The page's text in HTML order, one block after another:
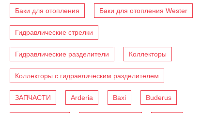
Баки для отопления Баки для отопления Wester
Гидравлические стрелки
Гидравлические разделители Коллекторы
Коллекторы с гидравлическим разделителем
ЗАПЧАСТИ Arderia Baxi Buderus